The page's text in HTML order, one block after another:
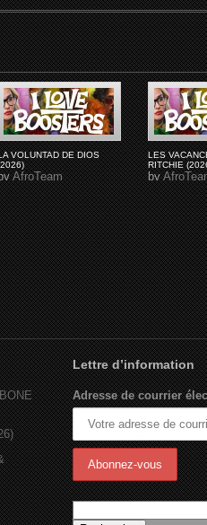
VOLUNTAD DE DIOS
AfroTeam
LES
RITCHIE
by
Lettre d’information
Adresse de courrier